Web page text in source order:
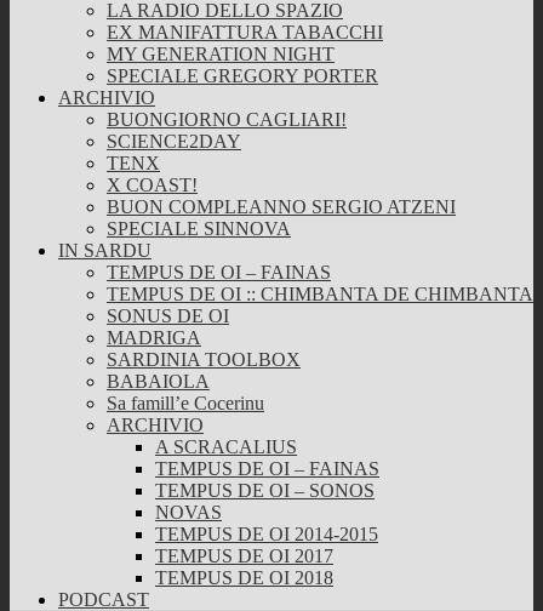
LA RADIO DELLO SPAZIO
EX MANIFATTURA TABACCHI
MY GENERATION NIGHT
SPECIALE GREGORY PORTER
ARCHIVIO
BUONGIORNO CAGLIARI!
SCIENCE2DAY
TENX
X COAST!
BUON COMPLEANNO SERGIO ATZENI
SPECIALE SINNOVA
IN SARDU
TEMPUS DE OI – FAINAS
TEMPUS DE OI :: CHIMBANTA DE CHIMBANTA
SONUS DE OI
MADRIGA
SARDINIA TOOLBOX
BABAIOLA
Sa famill’e Cocerinu
ARCHIVIO
A SCRACALIUS
TEMPUS DE OI – FAINAS
TEMPUS DE OI – SONOS
NOVAS
TEMPUS DE OI 2014-2015
TEMPUS DE OI 2017
TEMPUS DE OI 2018
PODCAST